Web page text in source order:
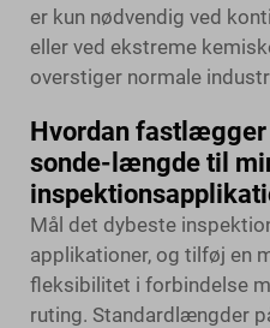
er kun nødvendig ved
eller ved ekstreme
overstiger normale
Hvordan fastlægger
sonde-længde til
Mål det dybeste
applikationer, og tilføj en
fleksibilitet i forbindelse
ruting. Standardlængder